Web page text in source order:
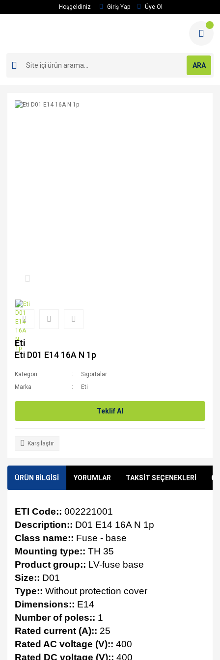
Hoşgeldiniz Giriş Yap Üye Ol
ARA
Eti
Eti D01 E14 16A N 1p
Kategori
Sigortalar
Marka
Eti
Teklif Al
Karşılaştır
ÜRÜN BİLGİSİ YORUMLAR TAKSİT SEÇENEKLERİ
ETI Code:: 002221001
Description:: D01 E14 16A N 1p
Class name:: Fuse - base
Mounting type:: TH 35
Product group:: LV-fuse base
Size:: D01
Type:: Without protection cover
Dimensions:: E14
Number of poles:: 1
Rated current (A):: 25
Rated AC voltage (V):: 400
Rated DC voltage (V):: 400